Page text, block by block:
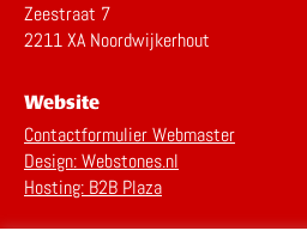
Zeestraat 7
2211 XA Noordwijkerhout
Website
Contactformulier Webmaster
Design: Webstones.nl
Hosting: B2B Plaza